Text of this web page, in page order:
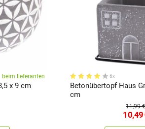
beim lieferanten
x 9 cm
6x
Betonübertopf Haus
cm
11,99
10,49